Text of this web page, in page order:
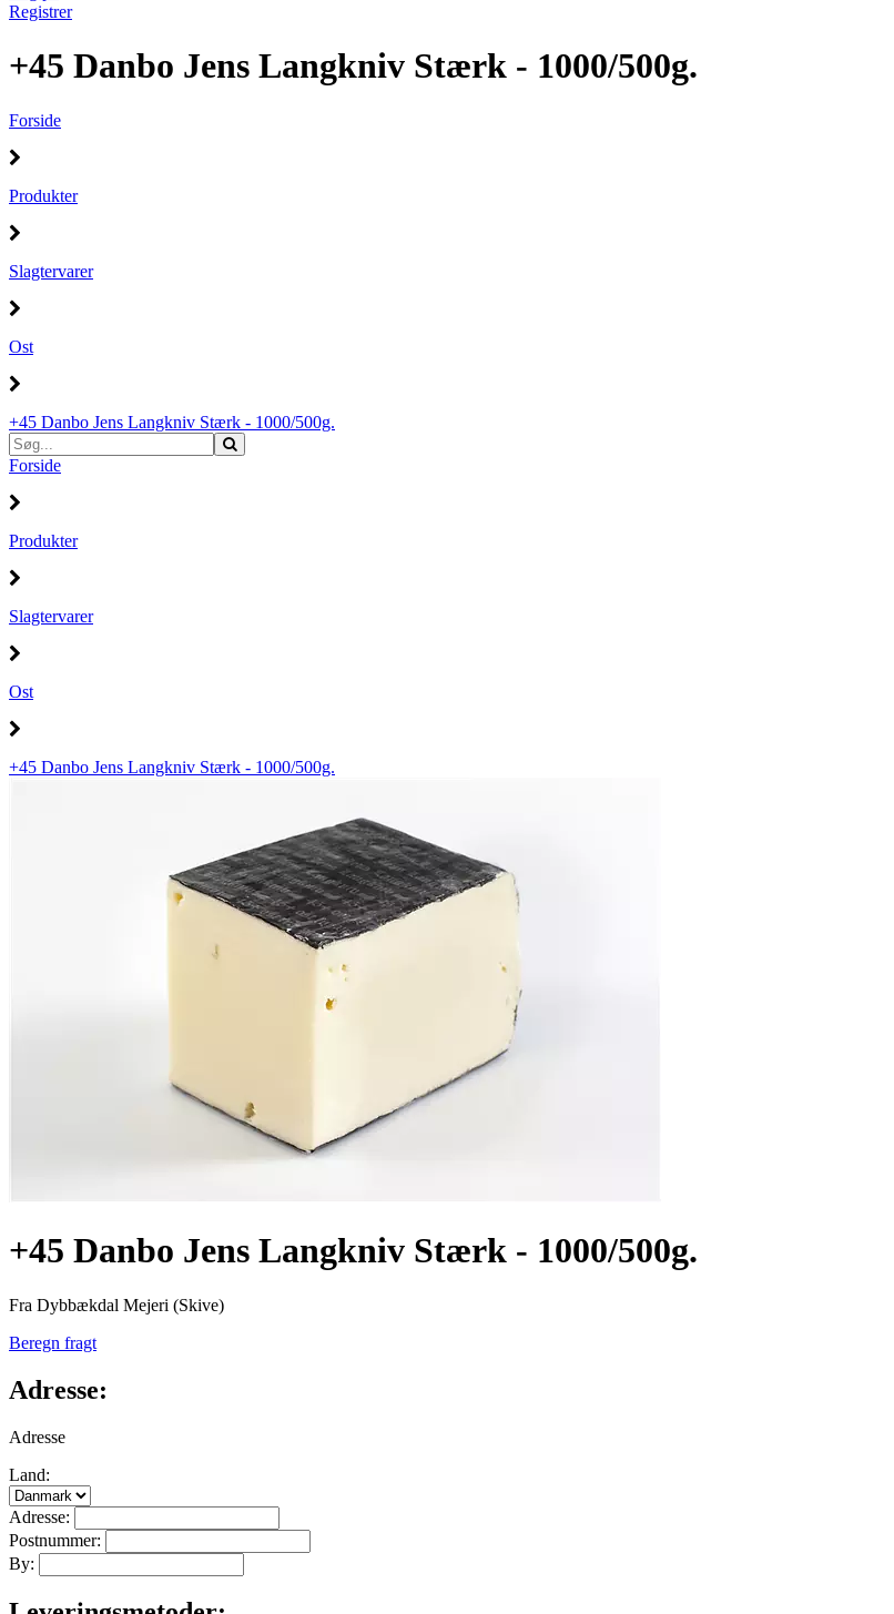
Registrer
+45 Danbo Jens Langkniv Stærk - 1000/500g.
Forside
Produkter
Slagtervarer
Ost
+45 Danbo Jens Langkniv Stærk - 1000/500g.
Forside
Produkter
Slagtervarer
Ost
+45 Danbo Jens Langkniv Stærk - 1000/500g.
+45 Danbo Jens Langkniv Stærk - 1000/500g.
Fra Dybbækdal Mejeri (Skive)
Beregn fragt
Adresse:
Adresse
Land:
Adresse:
Postnummer:
By: